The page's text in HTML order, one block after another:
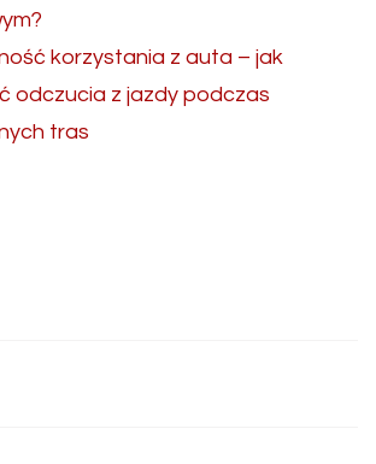
korzystania z auta – jak
odczucia z jazdy podczas
tras